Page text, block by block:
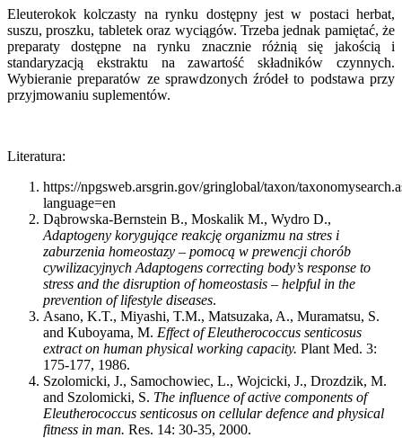
Eleuterokok kolczasty na rynku dostępny jest w postaci herbat,
suszu, proszku, tabletek oraz wyciągów. Trzeba jednak pamiętać, że
preparaty dostępne na rynku znacznie różnią się jakością i
standaryzacją ekstraktu na zawartość składników czynnych.
Wybieranie preparatów ze sprawdzonych źródeł to podstawa przy
przyjmowaniu suplementów.
Literatura:
https://npgsweb.arsgrin.gov/gringlobal/taxon/
language=en
Dąbrowska-Bernstein B., Moskalik M., Wydro D.,
Adaptogeny korygujące reakcję organizmu na stres i
zaburzenia homeostazy – pomocą w prewencji chorób
cywilizacyjnych Adaptogens correcting body’s response to
stress and the disruption of homeostasis – helpful in the
prevention of lifestyle diseases.
Asano, K.T., Miyashi, T.M., Matsuzaka, A., Muramatsu, S.
and Kuboyama, M. Effect of Eleutherococcus senticosus
extract on human physical working capacity. Plant Med. 3:
175-177, 1986.
Szolomicki, J., Samochowiec, L., Wojcicki, J., Drozdzik, M.
and Szolomicki, S. The influence of active components of
Eleutherococcus senticosus on cellular defence and physical
fitness in man. Res. 14: 30-35, 2000.